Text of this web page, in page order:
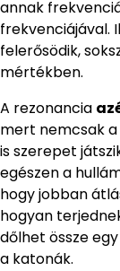
annak
frekvenciájával.
felerősödik,
mértékben.
A rezonancia
mert nemcsak
is szerepet
egészen a
hogy jobban
hogyan
dőlhet össze
a katonák.